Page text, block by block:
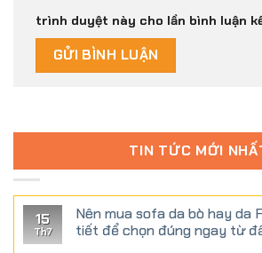
trình duyệt này cho lần bình luận
TIN TỨC MỚI
15
Th7
Nên mua sofa da bò hay da
tiết để chọn đúng ngay từ